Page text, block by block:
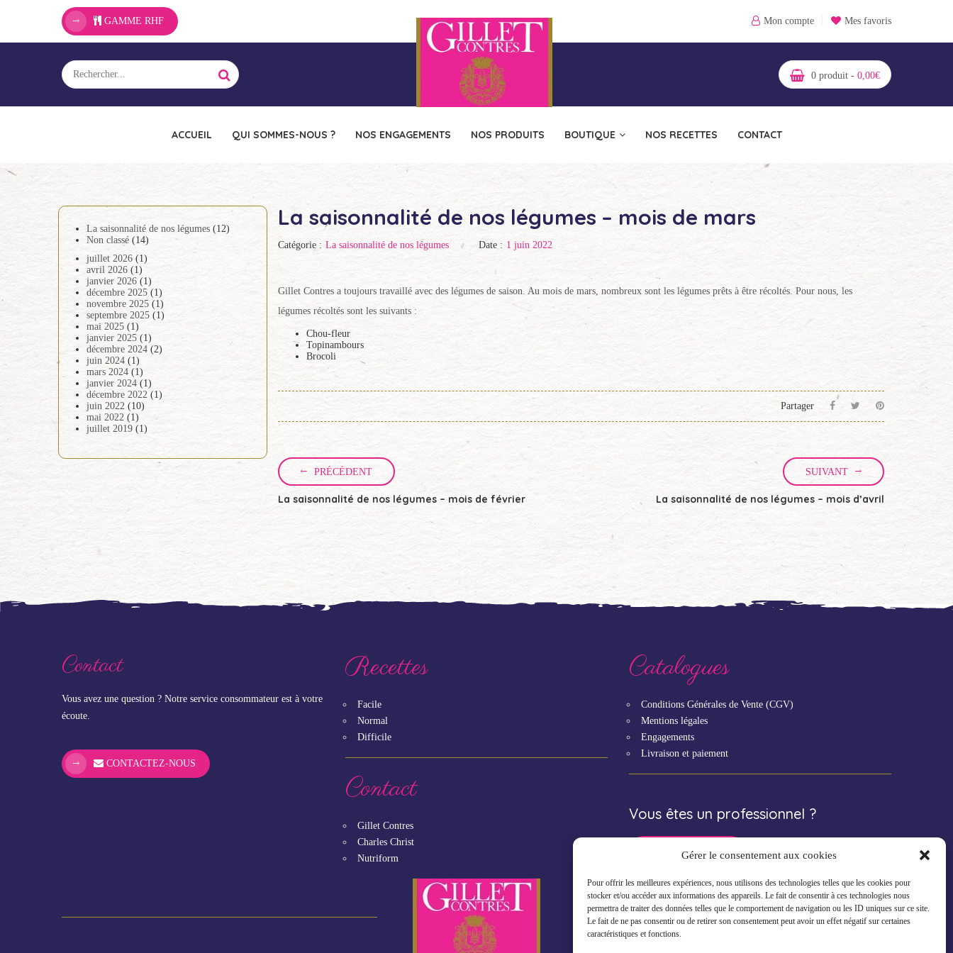
Gérer le consentement aux cookies
Pour offrir les meilleures expériences, nous utilisons des technologies telles que les cookies pour
stocker et/ou accéder aux informations des appareils. Le fait de consentir à ces technologies nous
permettra de traiter des données telles que le comportement de navigation ou les ID uniques sur ce site.
Le fait de ne pas consentir ou de retirer son consentement peut avoir un effet négatif sur certaines
caractéristiques et fonctions.
GAMME RHF Mon compte Mes favoris
0 produit - 0,00€
ACCUEIL QUI SOMMES-NOUS ? NOS ENGAGEMENTS NOS PRODUITS BOUTIQUE NOS RECETTES CONTACT
La saisonnalité de nos légumes(12)
Non classé(14)
juillet 2026(1)
avril 2026(1)
janvier 2026(1)
décembre 2025(1)
novembre 2025(1)
septembre 2025(1)
mai 2025(1)
janvier 2025(1)
décembre 2024(2)
juin 2024(1)
mars 2024(1)
janvier 2024(1)
décembre 2022 (1)
juin 2022 (10)
mai 2022 (1)
juillet 2019(1)
La saisonnalité de nos légumes – mois de mars
Catégorie : La saisonnalité de nos légumes Date : 1 juin 2022
Gillet Contres a toujours travaillé avec des légumes de saison. Au mois de mars, nombreux sont les légumes prêts à être récoltés. Pour nous, les
légumes récoltés sont les suivants :
Chou-fleur
Topinambours
Brocoli
Partager
PRÉCÉDENT
La saisonnalité de nos légumes – mois de février
SUIVANT
La saisonnalité de nos légumes – mois d’avril
Contact
Vous avez une question ? Notre service consommateur est à votre
écoute.
CONTACTEZ-NOUS
Recettes
Facile
Normal
Difficile
Contact
Gillet Contres
Charles Christ
Nutriform
Catalogues
Conditions Générales de Vente (CGV)
Mentions légales
Engagements
Livraison et paiement
Vous êtes un professionnel ?
GAMME RHF